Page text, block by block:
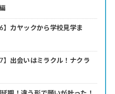
】カヤックから学校見学ま
】出会いはミラクル！ナクラ